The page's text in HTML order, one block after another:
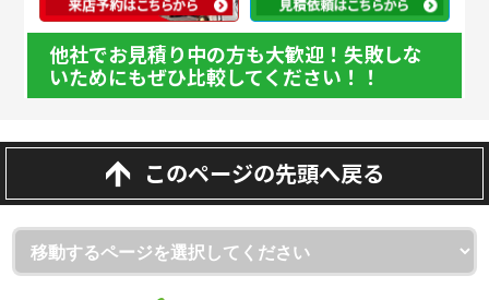
他社でお見積り中の方も大歓迎！失敗しな
いためにもぜひ比較してください！！
このページの先頭へ戻る